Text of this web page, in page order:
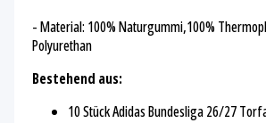
- Material: 100% Naturgummi,100%
Polyurethan
Bestehend aus:
10 Stück Adidas Bundesliga 26/27